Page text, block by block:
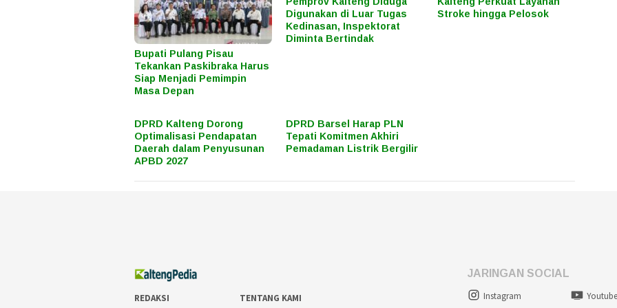
Bupati Pulang Pisau
Tekankan Paskibraka Harus
Siap Menjadi Pemimpin
Masa Depan
Digunakan di Luar Tugas
Kedinasan, Inspektorat
Diminta Bertindak
Stroke hingga Pelosok
DPRD Kalteng Dorong
Optimalisasi Pendapatan
Daerah dalam Penyusunan
APBD 2027
DPRD Barsel Harap PLN
Tepati Komitmen Akhiri
Pemadaman Listrik Bergilir
REDAKSI TENTANG KAMI
JARINGAN SOCIAL
Instagram